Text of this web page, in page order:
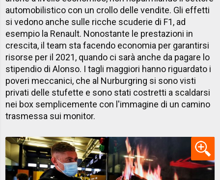
automobilistico con un crollo delle vendite. Gli effetti
si vedono anche sulle ricche scuderie di F1, ad
esempio la Renault. Nonostante le prestazioni in
crescita, il team sta facendo economia per garantirsi
risorse per il 2021, quando ci sarà anche da pagare lo
stipendio di Alonso. I tagli maggiori hanno riguardato i
poveri meccanici, che al Nurburgring si sono visti
privati delle stufette e sono stati costretti a scaldarsi
nei box semplicemente con l'immagine di un camino
trasmessa sui monitor.